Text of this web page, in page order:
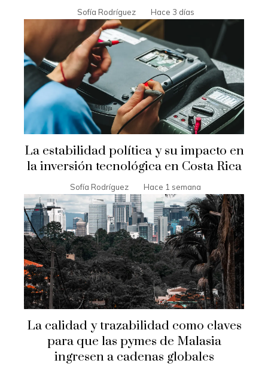
Sofía Rodríguez Hace 3 días
La estabilidad política y su impacto en
la inversión tecnológica en Costa Rica
Sofía Rodríguez Hace 1 semana
La calidad y trazabilidad como claves
para que las pymes de Malasia
ingresen a cadenas globales